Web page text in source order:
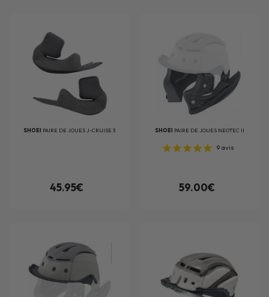
SHOEI PAIRE DE JOUES J-CRUISE 3
45.95€
SHOEI PAIRE DE JOUES NEOTEC II
9 avis
59.00€